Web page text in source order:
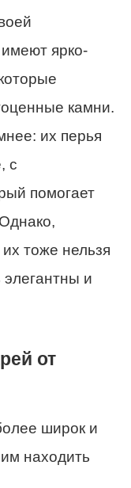
ярко-
камни.
их перья
с
помогает
тоже нельзя
и
от
широк и
находить